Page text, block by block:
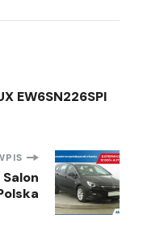
EW6SN226SPI